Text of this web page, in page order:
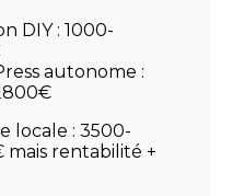
DIY : 1000-
autonome :
locale : 3500-
mais rentabilité +